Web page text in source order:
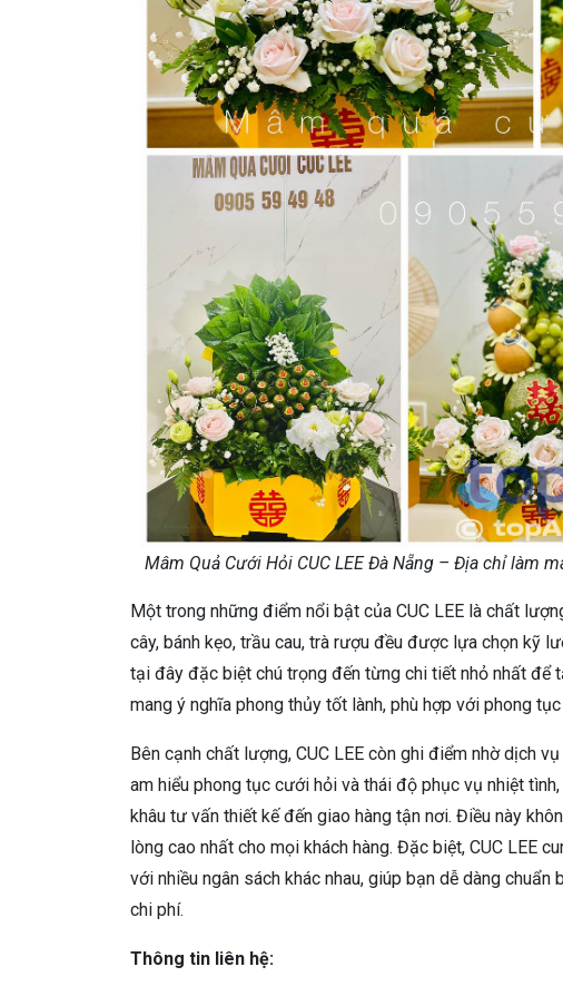
Mâm Quả Cưới Hỏi CUC LEE Đà Nẵng – Địa chỉ làm
Một trong những điểm nổi bật của CUC LEE là chất
cây, bánh kẹo, trầu cau, trà rượu đều được lựa chọn kỹ
tại đây đặc biệt chú trọng đến từng chi tiết nhỏ nhất để
mang ý nghĩa phong thủy tốt lành, phù hợp với phong
Bên cạnh chất lượng, CUC LEE còn ghi điểm nhờ dịch
am hiểu phong tục cưới hỏi và thái độ phục vụ nhiệt
khâu tư vấn thiết kế đến giao hàng tận nơi. Điều này
lòng cao nhất cho mọi khách hàng. Đặc biệt, CUC LEE
với nhiều ngân sách khác nhau, giúp bạn dễ dàng
chi phí.
Thông tin liên hệ: